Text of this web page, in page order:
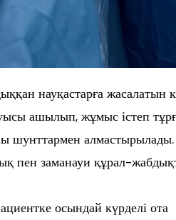
науқастарға жасалатын
ашылып, жұмыс істеп
шунттармен
пен заманауи құрал-
осындай күрделі ота